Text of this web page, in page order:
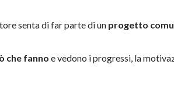
senta di far parte di un progetto
che fanno e vedono i progressi, la